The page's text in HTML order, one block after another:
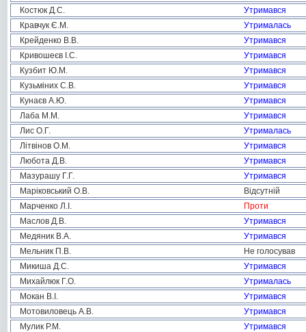
Костюк Д.С.
Утримався
Кравчук Є.М.
Утрималась
Крейденко В.В.
Утримався
Кривошеєв І.С.
Утримався
Кузбит Ю.М.
Утримався
Кузьміних С.В.
Утримався
Кунаєв А.Ю.
Утримався
Лаба М.М.
Утримався
Лис О.Г.
Утрималась
Літвінов О.М.
Утримався
Любота Д.В.
Утримався
Мазурашу Г.Г.
Утримався
Маріковський О.В.
Відсутній
Марченко Л.І.
Проти
Маслов Д.В.
Утримався
Медяник В.А.
Утримався
Мельник П.В.
Не голосував
Микиша Д.С.
Утримався
Михайлюк Г.О.
Утрималась
Мокан В.І.
Утримався
Мотовиловець А.В.
Утримався
Мулик Р.М.
Утримався